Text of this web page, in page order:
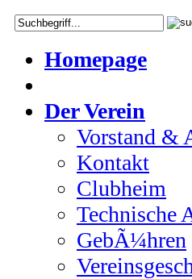
Homepage
Der Verein
Vorstand &
Kontakt
Clubheim
Technische
GebÃ¼hren